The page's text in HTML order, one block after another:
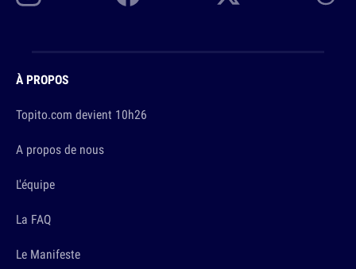
À PROPOS
Topito.com devient 10h26
A propos de nous
L'équipe
La FAQ
Le Manifeste